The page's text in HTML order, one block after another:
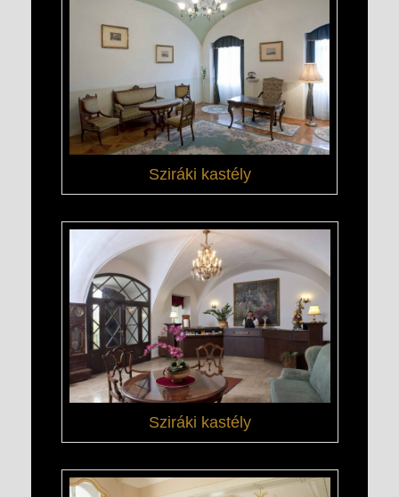
Sziráki kastély
Sziráki kastély